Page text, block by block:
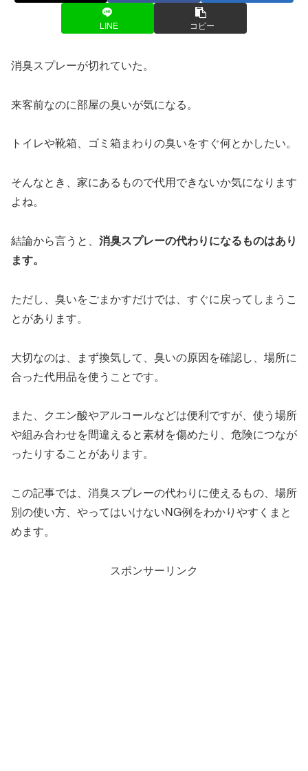
LINE コピー
消臭スプレーが切れていた。
来客前なのに部屋の臭いが気になる。
トイレや靴箱、ゴミ箱まわりの臭いをすぐ何とかしたい。
そんなとき、家にあるもので代用できないか気になります
よね。
結論から言うと、 消臭スプレーの代わりになるものはあり
ます。
ただし、臭いをごまかすだけでは、すぐに戻ってしまうこ
とがあります。
大切なのは、まず換気して、臭いの原因を確認し、場所に
合った代用品を使うことです。
また、クエン酸やアルコールなどは便利ですが、使う場所
や組み合わせを間違えると素材を傷めたり、危険につなが
ったりすることがあります。
この記事では、消臭スプレーの代わりに使えるもの、場所
別の使い方、やってはいけないNG例をわかりやすくまと
めます。
スポンサーリンク